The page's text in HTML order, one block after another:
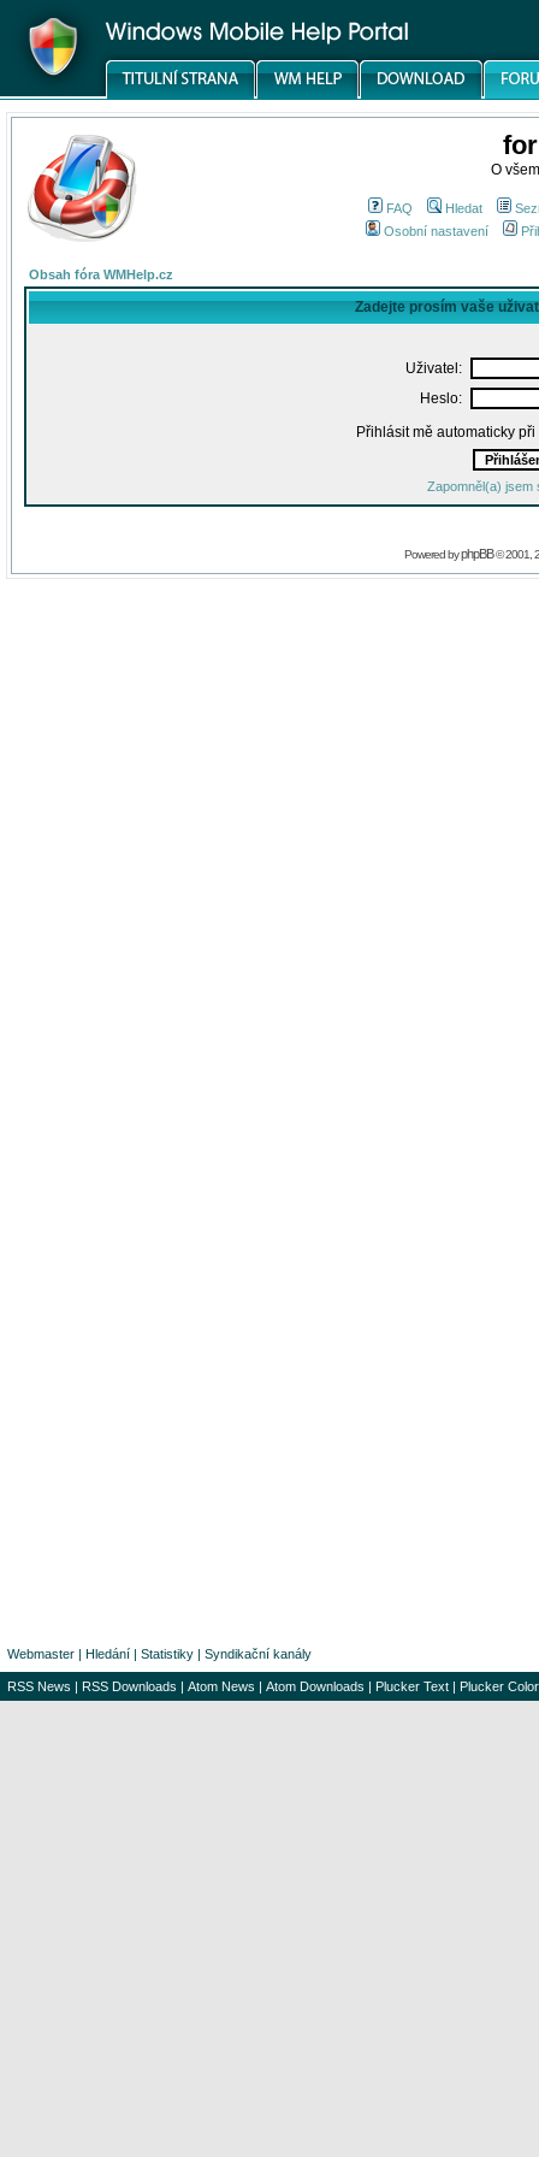
O
FAQ Hledat
Osobní nastavení
Obsah fóra WMHelp.cz
Zadejte prosím vaše
Uživatel:
Heslo:
Přihlásit mě automaticky
Zapomněl(a) jsem
Powered byphpBB© 2001,
Webmaster | Hledání | Statistiky | Syndikační kanály
RSS News | RSS Downloads | Atom News | Atom Downloads | Plucker Text | Plucker Color